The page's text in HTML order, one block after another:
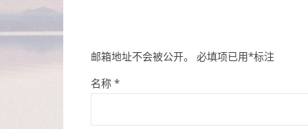
邮箱地址不会被公开。 必填项已用*标注
名称 *